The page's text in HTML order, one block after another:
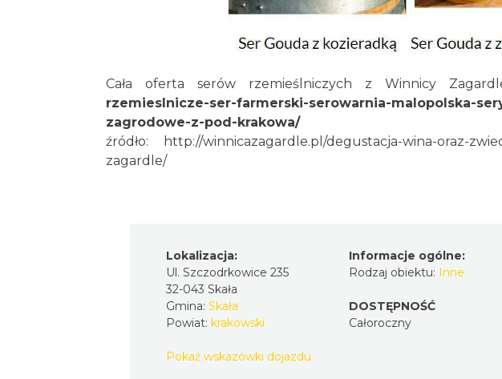
Cała oferta serów rzemieślniczych z Winnicy
rzemieslnicze-ser-farmerski-serowarnia-malopolska-
zagrodowe-z-pod-krakowa/
źródło:
http://winnicazagardle.pl/degustacja-wina-oraz-
zagardle/
Lokalizacja:
Ul. Szczodrkowice 235
32-043 Skała
Gmina: Skała
Powiat: krakowski
Pokaż wskazówki dojazdu
Informacje ogólne:
Rodzaj obiektu: Inne
DOSTĘPNOŚĆ
Całoroczny